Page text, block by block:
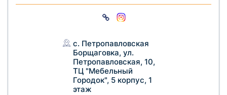
с. Петропавловская
Борщаговка, ул.
Петропавловская, 10,
ТЦ "Мебельный
Городок", 5 корпус, 1
этаж